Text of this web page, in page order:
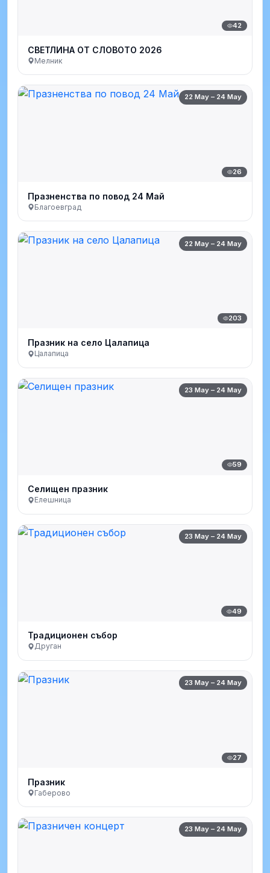
42
СВЕТЛИНА ОТ СЛОВОТО 2026
Мелник
22 May – 24 May
26
Празненства по повод 24 Май
Благоевград
22 May – 24 May
203
Празник на село Цалапица
Цалапица
23 May – 24 May
59
Селищен празник
Елешница
23 May – 24 May
49
Традиционен събор
Друган
23 May – 24 May
27
Празник
Габерово
23 May – 24 May